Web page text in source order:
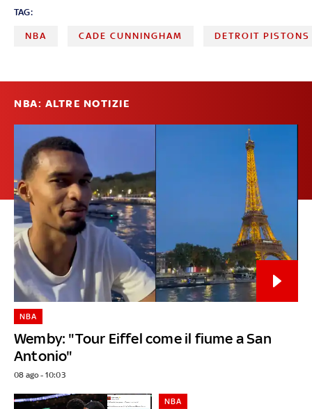
TAG:
NBA CADE CUNNINGHAM DETROIT PISTONS
NBA: ALTRE NOTIZIE
Wemby: "Tour Eiffel come il fiume a San
Antonio"
NBA
08 ago - 10:03
NBA